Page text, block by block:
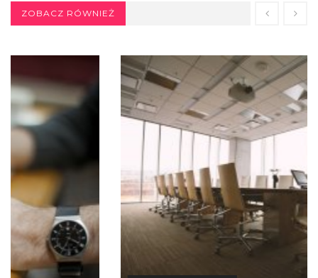
ZOBACZ RÓWNIEŻ